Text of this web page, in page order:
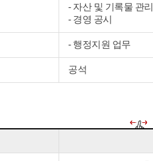
- 자산 및 기록물 관리
- 경영 공시
- 행정지원 업무
공석